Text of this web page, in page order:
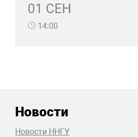
01 СЕН
14:00
Новости
Новости ННГУ